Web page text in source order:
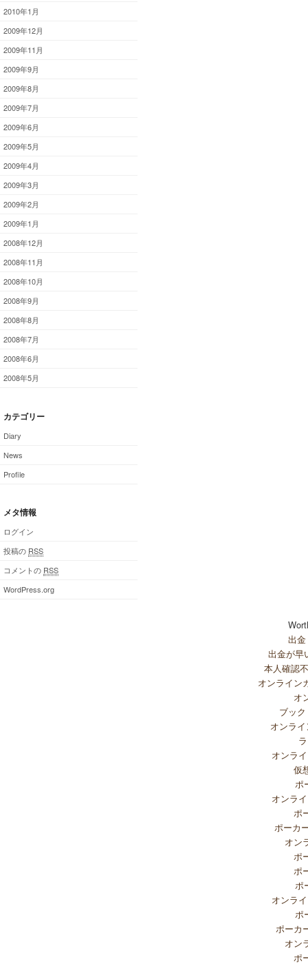
2010年1月
2009年12月
2009年11月
2009年9月
2009年8月
2009年7月
2009年6月
2009年5月
2009年4月
2009年3月
2009年2月
2009年1月
2008年12月
2008年11月
2008年10月
2008年9月
2008年8月
2008年7月
2008年6月
2008年5月
カテゴリー
Diary
News
Profile
メタ情報
ログイン
投稿の RSS
コメントの RSS
WordPress.org
出
出金が早
本人確認
オンライン
オ
ブッ
オンラ
オンラ
仮
ポ
オンラ
ポ
ポーカ
オン
ポ
ポ
ポ
オンラ
ポ
ポーカ
オン
ポ